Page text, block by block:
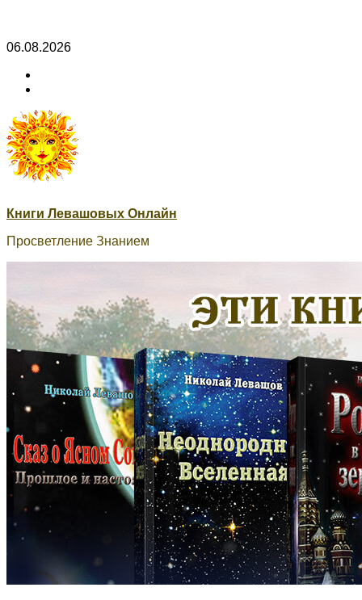
Skip
content
06.08.2026
Книги Левашовых Онлайн
Просветление Знанием